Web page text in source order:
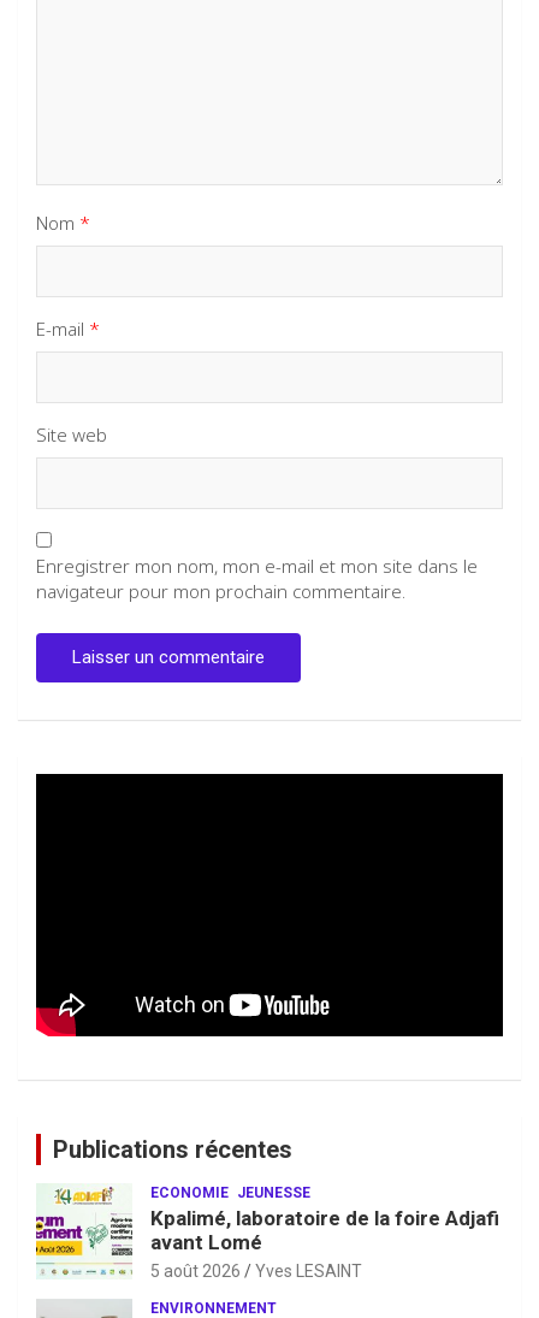
Nom *
E-mail *
Site web
Enregistrer mon nom, mon e-mail et mon site dans le
navigateur pour mon prochain commentaire.
Publications récentes
ECONOMIE JEUNESSE
Kpalimé, laboratoire de la foire Adjafi
avant Lomé
5 août 2026 Yves LESAINT
ENVIRONNEMENT